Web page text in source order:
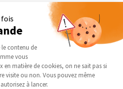
de votre cheminée
en fonte, en inox ou en acier
et moins
pour les petites pièces ou
pour une décoration moderne et
du
contenu de
vous
en matière de cookies, on ne sait pas si
visite ou non. Vous pouvez même
à lancer.
consent